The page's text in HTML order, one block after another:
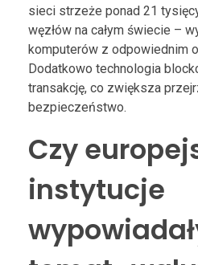
sieci strzeże ponad 21
węzłów na całym świecie –
komputerów z odpowiednim
Dodatkowo technologia
transakcję, co zwiększa
bezpieczeństwo.
Czy
instytucje